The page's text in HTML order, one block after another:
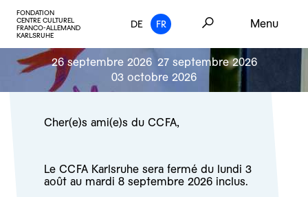
FONDATION
CENTRE CULTUREL
FRANCO-ALLEMAND
KARLSRUHE
DE FR Menu
26 septembre 2026 27 septembre 2026
03 octobre 2026
Cher(e)s ami(e)s du CCFA,
Le CCFA Karlsruhe sera fermé du lundi 3
août au mardi 8 septembre 2026 inclus.